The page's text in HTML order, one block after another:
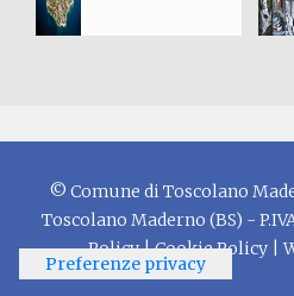
© Comune di Toscolano
Toscolano Maderno (BS) -
Policy|Cookie Policy |